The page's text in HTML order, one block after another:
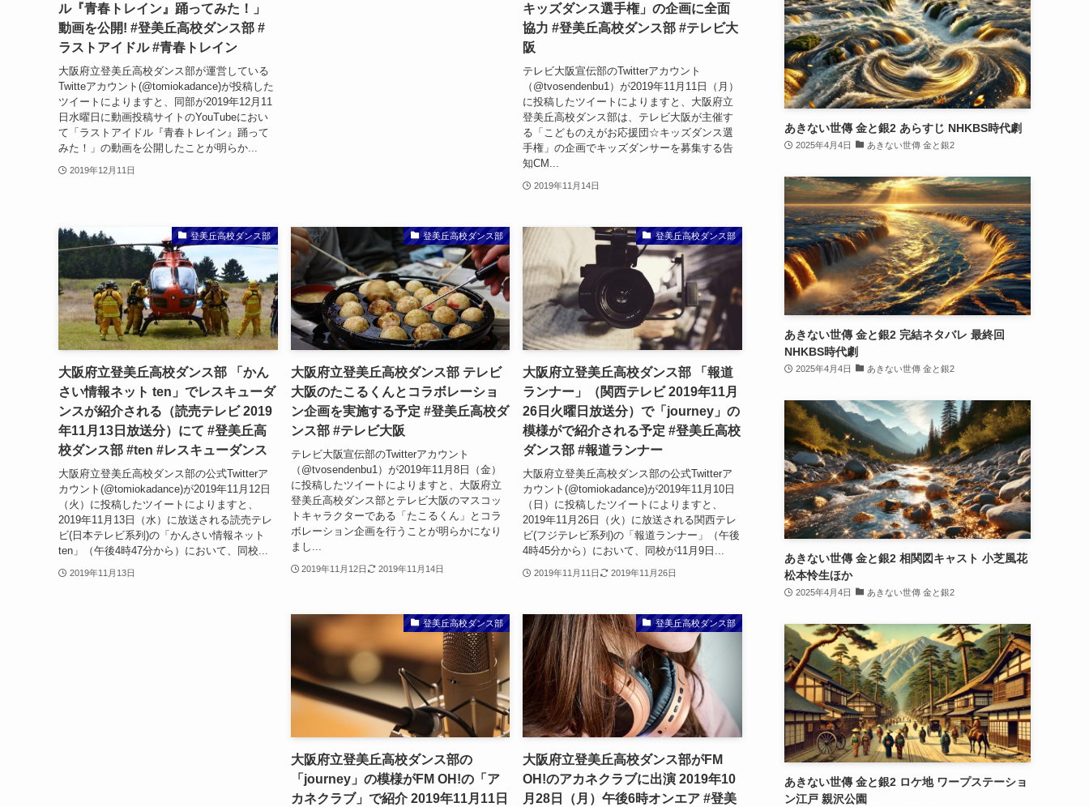
ル『青春トレイン』踊ってみた！」
動画を公開! #登美丘高校ダンス部 #
ラストアイドル #青春トレイン
大阪府立登美丘高校ダンス部が運営している
Twitteアカウント(@tomiokadance)が投稿した
ツイートによりますと、同部が2019年12月11
日水曜日に動画投稿サイトのYouTubeにおい
て「ラストアイドル『青春トレイン』踊って
みた！」の動画を公開したことが明らか...
2019年12月11日
キッズダンス選手権」の企画に全面
協力 #登美丘高校ダンス部 #テレビ大
阪
テレビ大阪宣伝部のTwitterアカウント
（@tvosendenbu1）が2019年11月11日（月）
に投稿したツイートによりますと、大阪府立
登美丘高校ダンス部は、テレビ大阪が主催す
る「こどものえがお応援団☆キッズダンス選
手権」の企画でキッズダンサーを募集する告
知CM...
2019年11月14日
登美丘高校ダンス部
大阪府立登美丘高校ダンス部 「かん
さい情報ネット ten」でレスキューダ
ンスが紹介される（読売テレビ 2019
年11月13日放送分）にて #登美丘高
校ダンス部 #ten #レスキューダンス
大阪府立登美丘高校ダンス部の公式Twitterア
カウント(@tomiokadance)が2019年11月12日
（火）に投稿したツイートによりますと、
2019年11月13日（水）に放送される読売テレ
ビ(日本テレビ系列)の「かんさい情報ネット
ten」（午後4時47分から）において、同校...
2019年11月13日
登美丘高校ダンス部
大阪府立登美丘高校ダンス部 テレビ
大阪のたこるくんとコラボレーショ
ン企画を実施する予定 #登美丘高校ダ
ンス部 #テレビ大阪
テレビ大阪宣伝部のTwitterアカウント
（@tvosendenbu1）が2019年11月8日（金）
に投稿したツイートによりますと、大阪府立
登美丘高校ダンス部とテレビ大阪のマスコッ
トキャラクターである「たこるくん」とコラ
ボレーション企画を行うことが明らかになり
まし...
2019年11月12日 2019年11月14日
登美丘高校ダンス部
大阪府立登美丘高校ダンス部 「報道
ランナー」（関西テレビ 2019年11月
26日火曜日放送分）で「journey」の
模様がで紹介される予定 #登美丘高校
ダンス部 #報道ランナー
大阪府立登美丘高校ダンス部の公式Twitterア
カウント(@tomiokadance)が2019年11月10日
（日）に投稿したツイートによりますと、
2019年11月26日（火）に放送される関西テレ
ビ(フジテレビ系列)の「報道ランナー」（午後
4時45分から）において、同校が11月9日...
2019年11月11日 2019年11月26日
登美丘高校ダンス部
大阪府立登美丘高校ダンス部の
「journey」の模様がFM OH!の「ア
カネクラブ」で紹介 2019年11月11日
登美丘高校ダンス部
大阪府立登美丘高校ダンス部がFM
OH!のアカネクラブに出演 2019年10
月28日（月）午後6時オンエア #登美
あきない世傳 金と銀2 あらすじ NHKBS時代劇
2025年4月4日 あきない世傳 金と銀2
あきない世傳 金と銀2 完結ネタバレ 最終回
NHKBS時代劇
2025年4月4日 あきない世傳 金と銀2
あきない世傳 金と銀2 相関図キャスト 小芝風花
松本怜生ほか
2025年4月4日 あきない世傳 金と銀2
あきない世傳 金と銀2 ロケ地 ワープステーショ
ン江戸 親沢公園